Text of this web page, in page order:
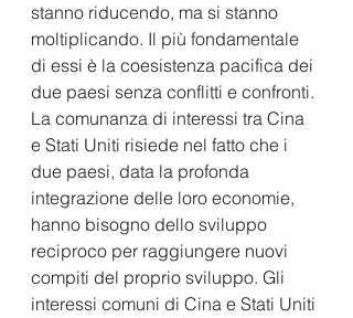
stanno riducendo, ma si stanno
moltiplicando. Il più fondamentale
di essi è la coesistenza pacifica dei
due paesi senza conflitti e confronti.
La comunanza di interessi tra Cina
e Stati Uniti risiede nel fatto che i
due paesi, data la profonda
integrazione delle loro economie,
hanno bisogno dello sviluppo
reciproco per raggiungere nuovi
compiti del proprio sviluppo. Gli
interessi comuni di Cina e Stati Uniti